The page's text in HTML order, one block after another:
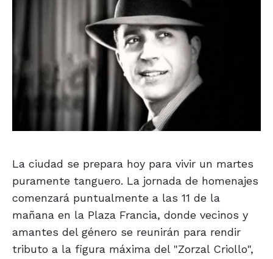
La ciudad se prepara hoy para vivir un martes
puramente tanguero. La jornada de homenajes
comenzará puntualmente a las 11 de la
mañana en la Plaza Francia, donde vecinos y
amantes del género se reunirán para rendir
tributo a la figura máxima del "Zorzal Criollo",